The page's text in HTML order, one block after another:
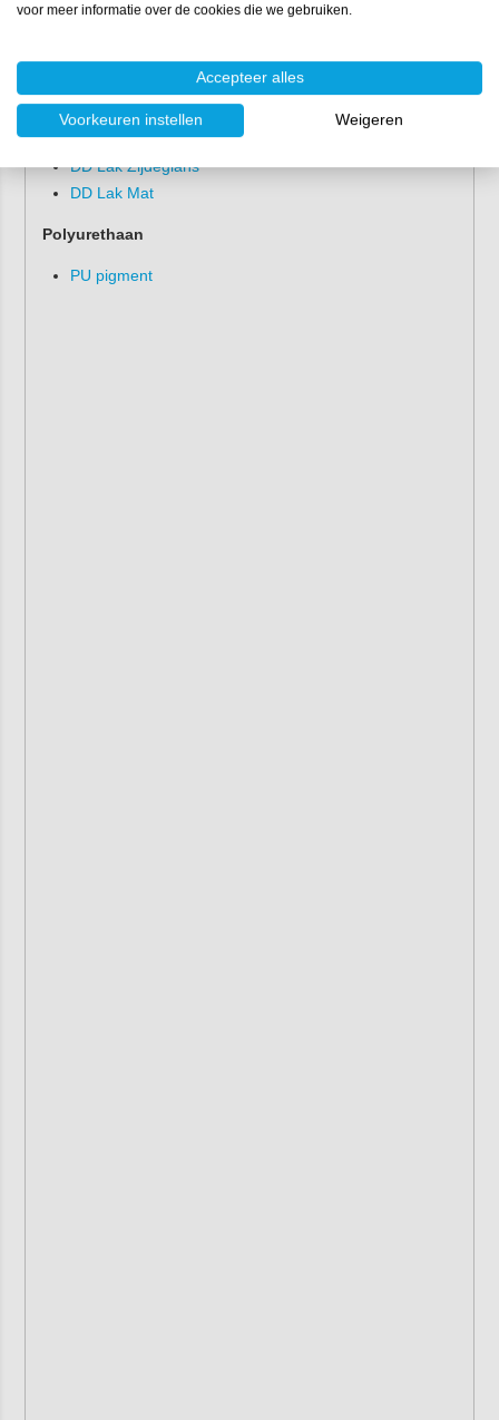
PU gietvloer
Epoxy garagevloer pakket
Double Coat lakken
DD Lak Hoogglans
DD Lak Zijdeglans
DD Lak Mat
Polyurethaan
PU pigment
voor meer informatie over de cookies die we gebruiken.
Accepteer alles
Voorkeuren instellen Weigeren